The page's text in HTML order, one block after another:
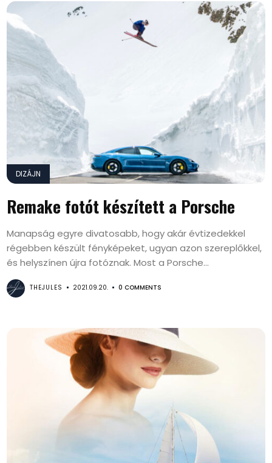
DIZÁJN
Remake fotót készített a Porsche
Manapság egyre divatosabb, hogy akár évtizedekkel
régebben készült fényképeket, ugyan azon szereplőkkel,
és helyszínen újra fotóznak. Most a Porsche...
THEJULES 2021.09.20. 0 COMMENTS